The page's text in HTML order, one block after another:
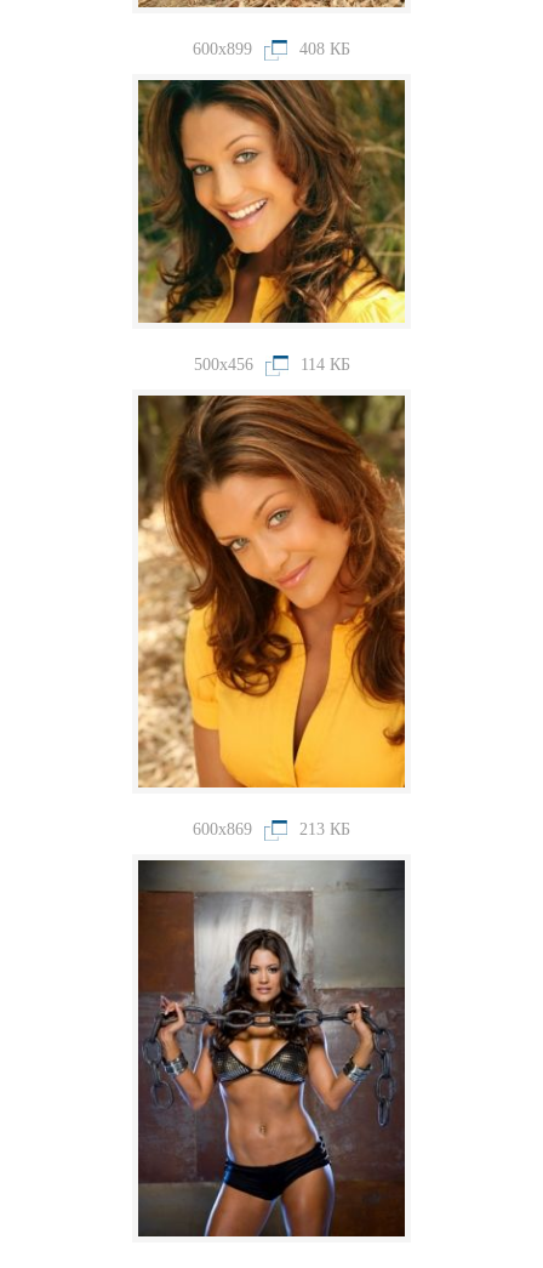
600x899 408 КБ
500x456 114 КБ
600x869 213 КБ